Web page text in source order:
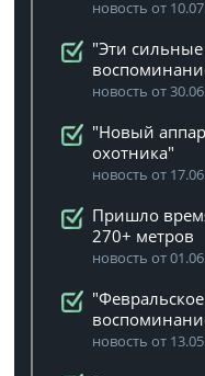
новость от
"Эти сильные
новость от
"Новый
охотника"
новость от
Пришло
270+ метров
новость от
новость от